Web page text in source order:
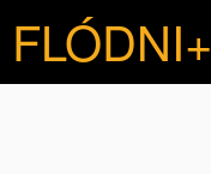
FLÓDNI+